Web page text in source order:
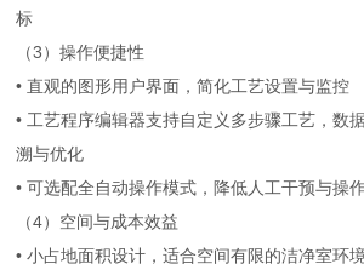
标
（3）操作便捷性
• 直观的图形用户界面，简化工艺设置与监控
• 工艺程序编辑器支持自定义多步骤工艺，数
溯与优化
• 可选配全自动操作模式，降低人工干预与操
（4）空间与成本效益
• 小占地面积设计，适合空间有限的洁净室环境